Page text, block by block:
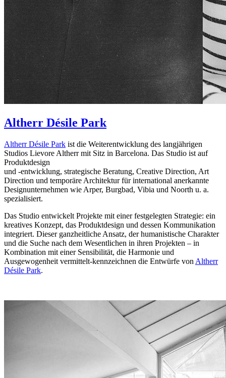
Altherr Désile Park
Altherr Désile Park ist die Weiterentwicklung des langjährigen
Studios Lievore Altherr mit Sitz in Barcelona. Das Studio ist auf
Produktdesign
und -entwicklung, strategische Beratung, Creative Direction, Art
Direction und temporäre Architektur für international anerkannte
Designunternehmen wie Arper, Burgbad, Vibia und Noorth u. a.
spezialisiert.
Das Studio entwickelt Projekte mit einer festgelegten Strategie: ein
kreatives Konzept, das Produktdesign und dessen Kommunikation
integriert. Dieser ganzheitliche Ansatz, der humanistische Charakter
und die Suche nach dem Wesentlichen in ihren Projekten – in
Kombination mit einer Sensibilität, die Harmonie und
Ausgewogenheit vermittelt-kennzeichnen die Entwürfe von Altherr
Désile Park.